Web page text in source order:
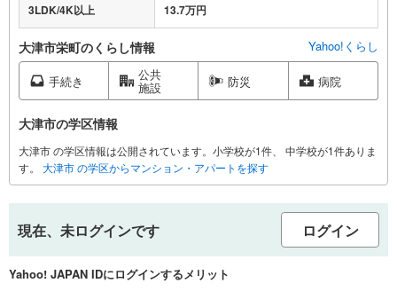
3LDK/4K以上 13.7万円
大津市栄町のくらし情報 Yahoo!くらし
手続き 公共
施設 防災 病院
大津市の学区情報
大津市 の学区情報は公開されています。小学校が1件、 中学校が1件ありま
す。
大津市 の学区からマンション・アパートを探す
現在、未ログインです ログイン
Yahoo! JAPAN IDにログインするメリット